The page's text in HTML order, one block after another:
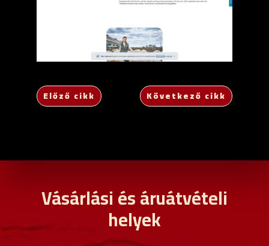
Előző cikk Következő cikk
Vásárlási és áruátvételi
helyek